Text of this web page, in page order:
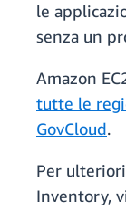
le
senza un
Amazon
tutte le
GovCloud.
Per
Inventory,